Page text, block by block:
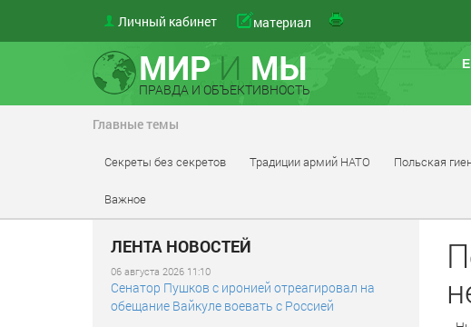
Личный кабинет материал
МИР И МЫ
ПРАВДА И ОБЪЕКТИВНОСТЬ
Главные темы
Секреты без секретов Традиции армий НАТО Польская
Важное
ЛЕНТА НОВОСТЕЙ
06 августа 2026 11:10
Сенатор Пушков с иронией отреагировал на
обещание Вайкуле воевать с Россией